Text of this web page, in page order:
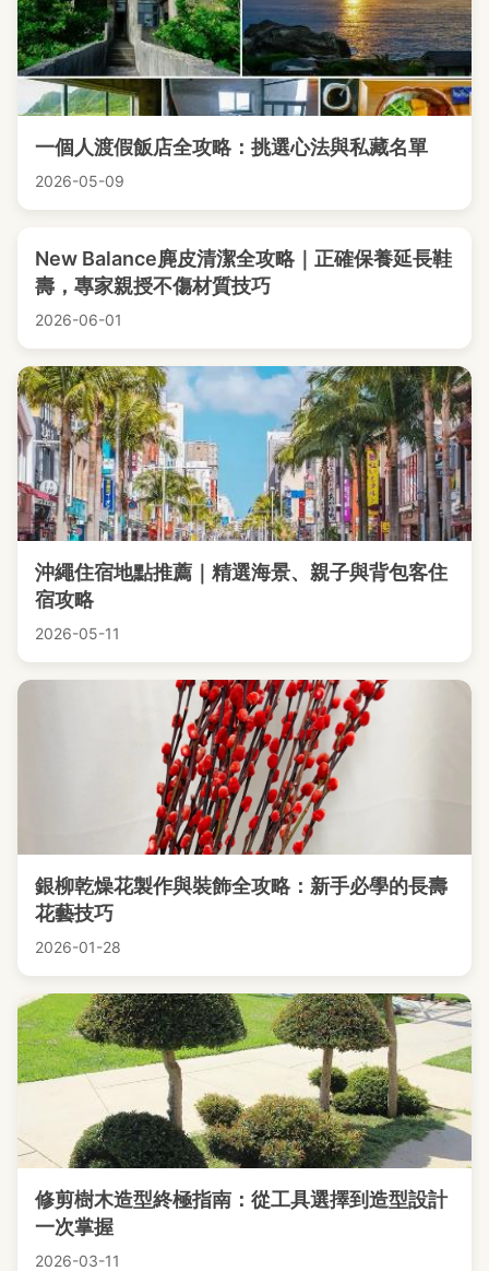
一個人渡假飯店全攻略：挑選心法與私藏名單
2026-05-09
New Balance麂皮清潔全攻略｜正確保養延長鞋
壽，專家親授不傷材質技巧
2026-06-01
沖繩住宿地點推薦｜精選海景、親子與背包客住
宿攻略
2026-05-11
銀柳乾燥花製作與裝飾全攻略：新手必學的長壽
花藝技巧
2026-01-28
修剪樹木造型終極指南：從工具選擇到造型設計
一次掌握
2026-03-11